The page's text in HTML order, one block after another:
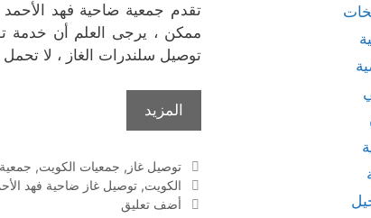
تقدم جمعية ضاحية فهد
ممكن ، يرجى العلم أن خدمة
توصيل سلندرات الغاز ، لا تحمل
المزيد
التصنيفات
توصيل غاز , جمعيات الكويت,
الوسوم
الكويت, توصيل غاز ضاحية فهد
أضف تعليق